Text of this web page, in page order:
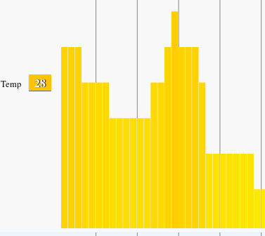
Temp 28